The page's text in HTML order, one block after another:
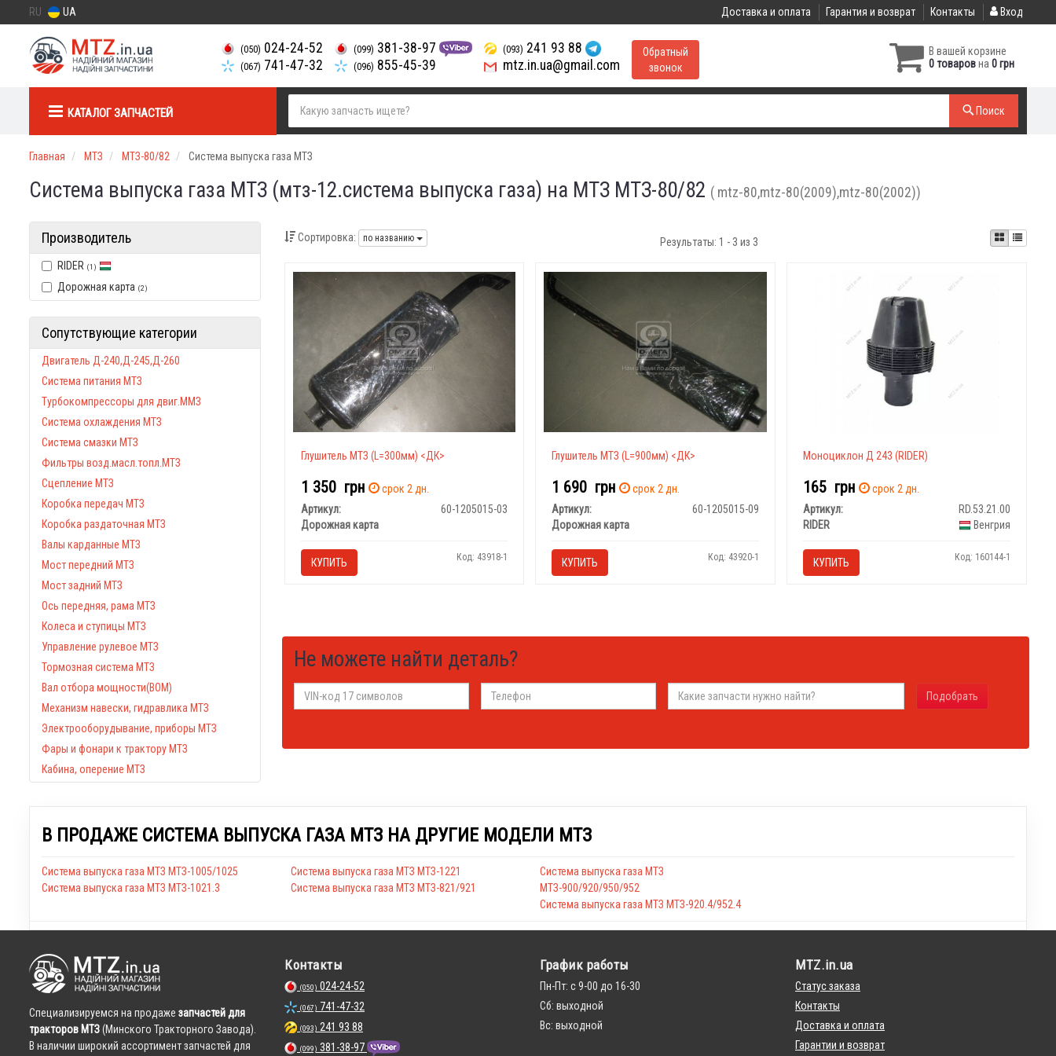
RU UA Доставка и оплата Гарантия и возврат Контакты Вход
(050) 024-24-52
(067) 741-47-32
(099) 381-38-97
(096) 855-45-39
(093) 241 93 88
mtz.in.ua@gmail.com
Обратный
звонок
В вашей корзине
0 товаровна 0 грн
КАТАЛОГ ЗАПЧАСТЕЙ Поиск
Главная МТЗ МТЗ-80/82 Система выпуска газа МТЗ
Система выпуска газа МТЗ (мтз-12.система выпуска газа) на МТЗ МТЗ-80/82 ( mtz-80,mtz-80(2009),mtz-80(2002))
Производитель
RIDER (1)
Дорожная карта (2)
Сопутствующие категории
Двигатель Д-240,Д-245,Д-260
Система питания МТЗ
Турбокомпрессоры для двиг.ММЗ
Система охлаждения МТЗ
Система смазки МТЗ
Фильтры возд.масл.топл.МТЗ
Сцепление МТЗ
Коробка передач МТЗ
Коробка раздаточная МТЗ
Валы карданные МТЗ
Мост передний МТЗ
Мост задний МТЗ
Ось передняя, рама МТЗ
Колеса и ступицы МТЗ
Управление рулевое МТЗ
Тормозная система МТЗ
Вал отбора мощности(ВОМ)
Механизм навески, гидравлика МТЗ
Электрооборудывание, приборы МТЗ
Фары и фонари к трактору МТЗ
Кабина, оперение МТЗ
Сортировка: по названию Результаты: 1 - 3 из 3
Глушитель МТЗ (L=300мм) <ДК>
1 350 грн
срок 2 дн.
Артикул:
60-1205015-03
Дорожная карта
КУПИТЬ Код: 43918-1
Глушитель МТЗ (L=900мм) <ДК>
1 690 грн
срок 2 дн.
Артикул:
60-1205015-09
Дорожная карта
КУПИТЬ Код: 43920-1
Моноциклон Д 243 (RIDER)
165 грн
срок 2 дн.
Артикул:
RD.53.21.00
RIDER
Венгрия
КУПИТЬ Код: 160144-1
Не можете найти деталь?
Подобрать
В ПРОДАЖЕ СИСТЕМА ВЫПУСКА ГАЗА МТЗ НА ДРУГИЕ МОДЕЛИ МТЗ
Система выпуска газа МТЗ МТЗ-1005/1025
Система выпуска газа МТЗ МТЗ-1021.3
Система выпуска газа МТЗ МТЗ-1221
Система выпуска газа МТЗ МТЗ-821/921
Система выпуска газа МТЗ
МТЗ-900/920/950/952
Система выпуска газа МТЗ МТЗ-920.4/952.4
Cпециализируемся на продаже запчастей для
тракторов МТЗ(Минского Тракторного Завода).
В наличии широкий ассортимент запчастей для
Контакты
(050) 024-24-52
(067) 741-47-32
(093) 241 93 88
(099) 381-38-97
График работы
Пн-Пт: с 9-00 до 16-30
Сб: выходной
Вс: выходной
MTZ.in.ua
Статус заказа
Контакты
Доставка и оплата
Гарантии и возврат